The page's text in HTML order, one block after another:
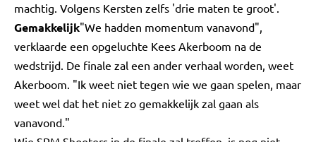
machtig. Volgens Kersten zelfs 'drie maten te groot'.
Gemakkelijk"We hadden momentum vanavond",
verklaarde een opgeluchte Kees Akerboom na de
wedstrijd. De finale zal een ander verhaal worden, weet
Akerboom. "Ik weet niet tegen wie we gaan spelen, maar
weet wel dat het niet zo gemakkelijk zal gaan als
vanavond."